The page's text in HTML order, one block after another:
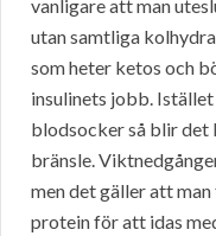
vanligare att man
utan samtliga
som heter ketos och
insulinets jobb.
blodsocker så blir
bränsle.
men det gäller att
protein för att idas